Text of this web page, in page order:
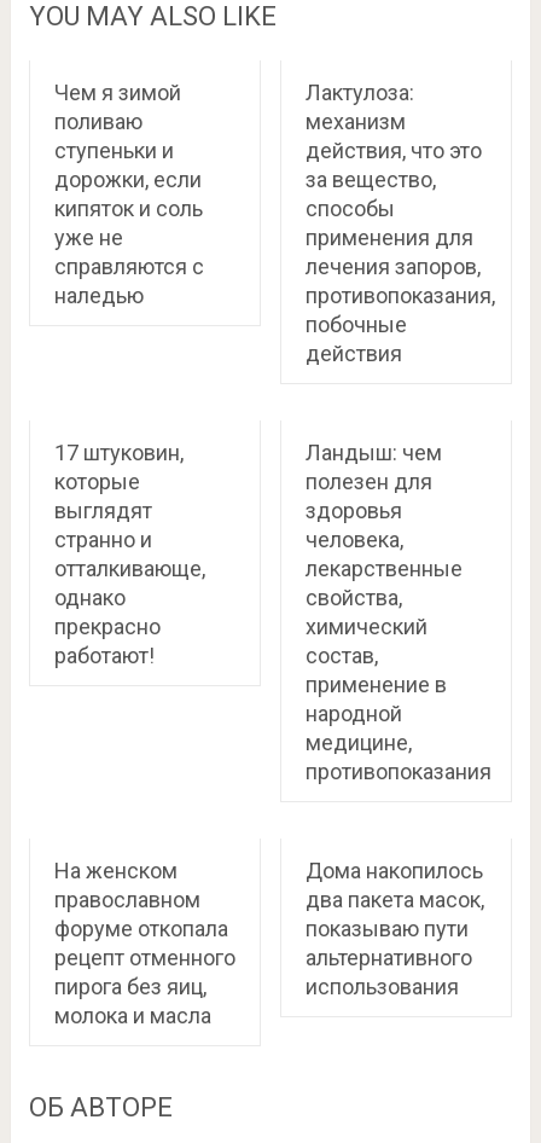
YOU MAY ALSO LIKE
Чем я зимой
поливаю
ступеньки и
дорожки, если
кипяток и соль
уже не
справляются с
наледью
Лактулоза:
механизм
действия, что это
за вещество,
способы
применения для
лечения запоров,
противопоказания,
побочные
действия
17 штуковин,
которые
выглядят
странно и
отталкивающе,
однако
прекрасно
работают!
Ландыш: чем
полезен для
здоровья
человека,
лекарственные
свойства,
химический
состав,
применение в
народной
медицине,
противопоказания
На женском
православном
форуме откопала
рецепт отменного
пирога без яиц,
молока и масла
Дома накопилось
два пакета масок,
показываю пути
альтернативного
использования
ОБ АВТОРЕ